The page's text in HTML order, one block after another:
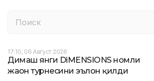
17:10, 06 Август 2026
Димаш янги DiMENSIONS номли
жаҳон турнесини эълон қилди